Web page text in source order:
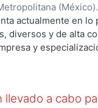
Ruiz,
actualmente en
diversos y de alta
y
sólida,
La
llevado a cabo